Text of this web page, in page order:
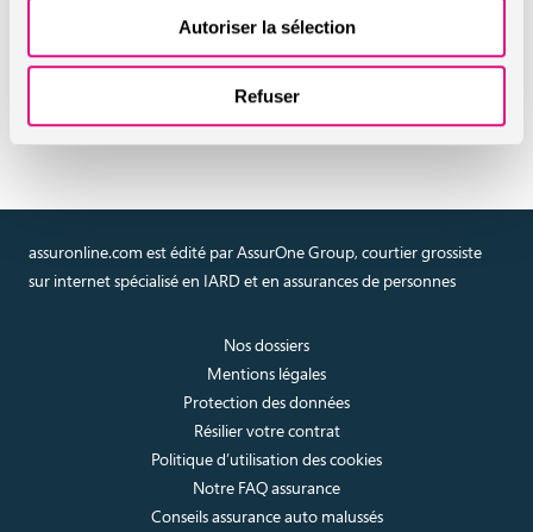
Autoriser la sélection
Refuser
Réaliser un devis en ligne
assurance habitation
intermédiaire
assuronline.com est édité par AssurOne Group, courtier grossiste
sur internet spécialisé en IARD et en assurances de personnes
Nos dossiers
Mentions légales
Protection des données
Résilier votre contrat
Politique d’utilisation des cookies
Notre FAQ assurance
Conseils assurance auto malussés